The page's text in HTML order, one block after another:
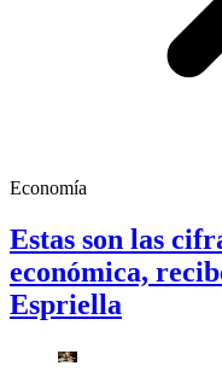
Economía
Estas son las
económica,
Espriella